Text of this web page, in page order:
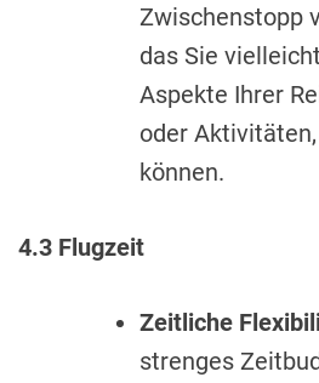
Zwischenstopp
das Sie
Aspekte Ihrer
oder
können.
4.3 Flugzeit
Zeitliche
strenges